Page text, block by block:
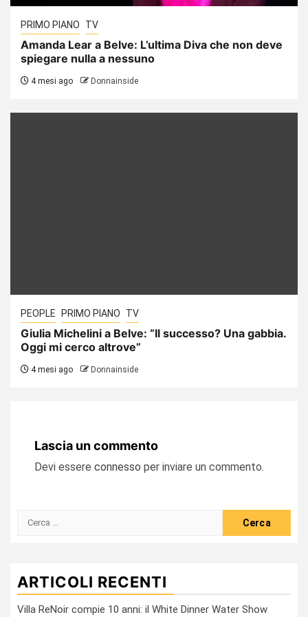
PRIMO PIANO TV
Amanda Lear a Belve: L’ultima Diva che non deve
spiegare nulla a nessuno
4 mesi ago Donnainside
PEOPLE PRIMO PIANO TV
Giulia Michelini a Belve: “Il successo? Una gabbia.
Oggi mi cerco altrove”
4 mesi ago Donnainside
Lascia un commento
Devi essere connesso per inviare un commento.
Ricerca
ARTICOLI RECENTI
Villa ReNoir compie 10 anni: il White Dinner Water Show